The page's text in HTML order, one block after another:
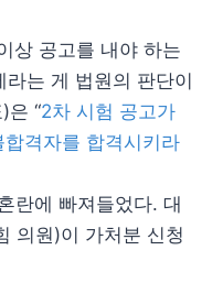
상 공고를 내야 하는
는 게 법원의 판단이
은 “2차 시험 공고가
격자를 합격시키라
란에 빠져들었다. 대
의원)이 가처분 신청